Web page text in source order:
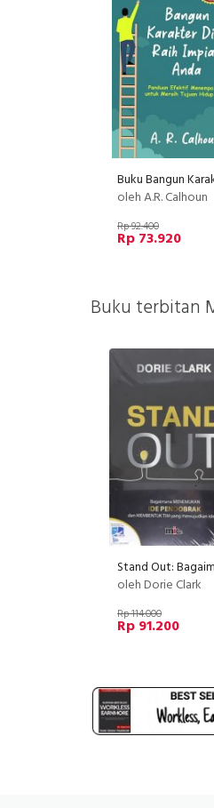
oleh A.R. Calhoun
Rp 92.400
Rp 73.920
Buku terbitan
oleh Dorie Clark
Rp 114.000
Rp 91.200